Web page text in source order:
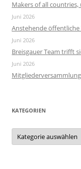
Makers of all
Juni 2026
Anstehende
Juni 2026
Breisgauer Team trifft
Juni 2026
Mitgliederversammlung
KATEGORIEN
Kategorien